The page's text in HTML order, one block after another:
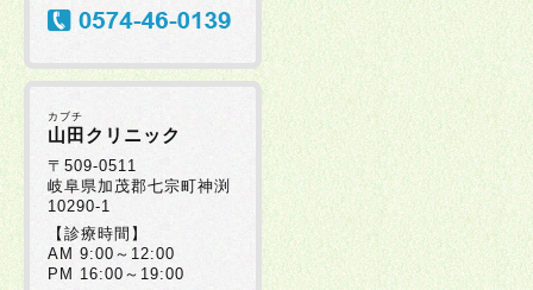
カブチ
山田クリニック
〒509-0511
岐阜県加茂郡七宗町神渕
10290-1
【診療時間】
AM 9:00～12:00
PM 16:00～19:00